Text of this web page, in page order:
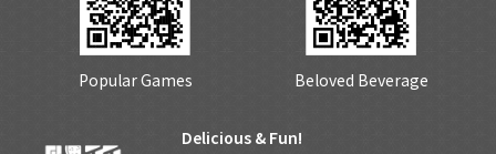
Popular Games Beloved Beverage
Delicious & Fun!